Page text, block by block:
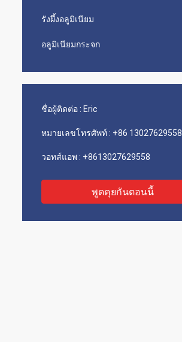
รังผึ้งอลูมิเนียม
อลูมิเนียมกระจก
ชื่อผู้ติดต่อ : Eric
หมายเลขโทรศัพท์ : +86 13027629558
วอทส์แอพ : +8613027629558
พูดคุยกันตอนนี้